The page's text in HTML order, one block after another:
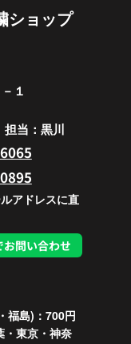
ショップ
１
当：黒川
アドレスに直
お問い合わせ
福島)：700円
・東京・神奈